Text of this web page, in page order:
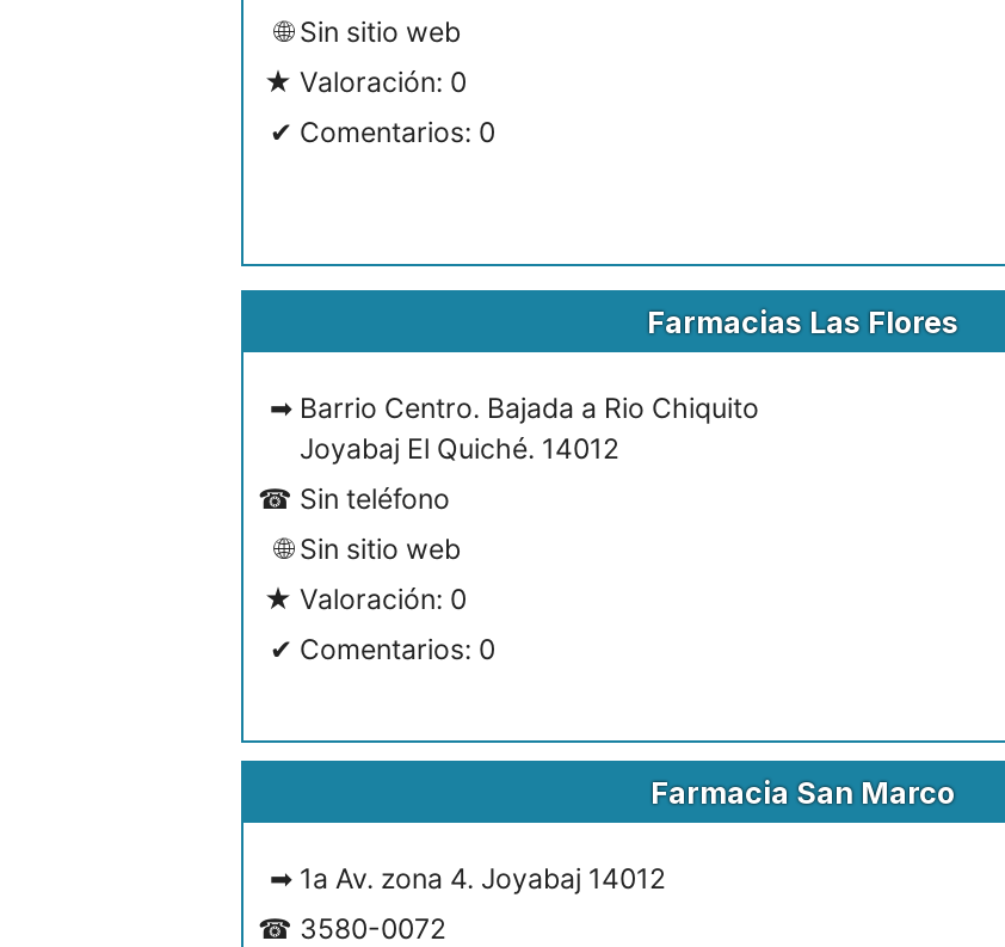
Sin sitio web
Valoración: 0
Comentarios: 0
Farmacias Las Flores
Barrio Centro. Bajada a Rio Chiquito
Joyabaj El Quiché. 14012
Sin teléfono
Sin sitio web
Valoración: 0
Comentarios: 0
Farmacia San Marco
1a Av. zona 4. Joyabaj 14012
3580-0072